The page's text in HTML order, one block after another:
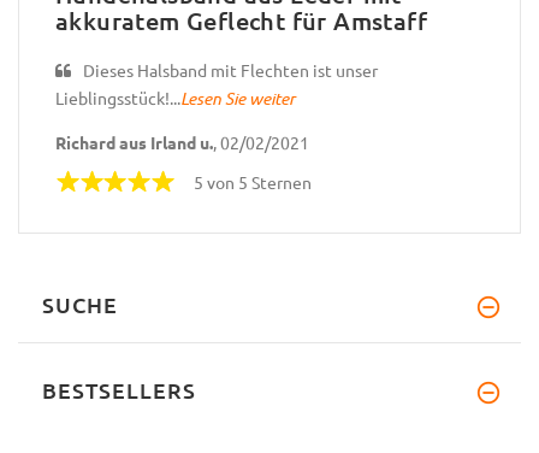
akkuratem Geflecht für Amstaff
Dieses Halsband mit Flechten ist unser
Lieblingsstück!...Lesen Sie weiter
Richard aus Irland u., 02/02/2021
5 von 5 Sternen
SUCHE
BESTSELLERS